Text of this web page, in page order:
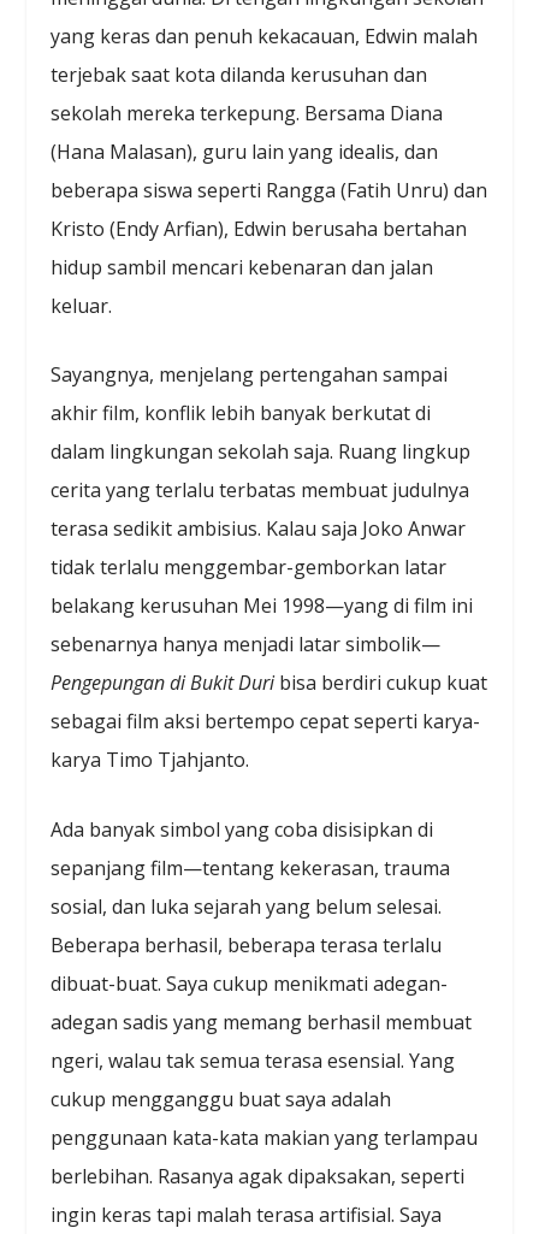
yang keras dan penuh kekacauan, Edwin malah
terjebak saat kota dilanda kerusuhan dan
sekolah mereka terkepung. Bersama Diana
(Hana Malasan), guru lain yang idealis, dan
beberapa siswa seperti Rangga (Fatih Unru) dan
Kristo (Endy Arfian), Edwin berusaha bertahan
hidup sambil mencari kebenaran dan jalan
keluar.
Sayangnya, menjelang pertengahan sampai
akhir film, konflik lebih banyak berkutat di
dalam lingkungan sekolah saja. Ruang lingkup
cerita yang terlalu terbatas membuat judulnya
terasa sedikit ambisius. Kalau saja Joko Anwar
tidak terlalu menggembar-gemborkan latar
belakang kerusuhan Mei 1998—yang di film ini
sebenarnya hanya menjadi latar simbolik—
Pengepungan di Bukit Duribisa berdiri cukup kuat
sebagai film aksi bertempo cepat seperti karya-
karya Timo Tjahjanto.
Ada banyak simbol yang coba disisipkan di
sepanjang film—tentang kekerasan, trauma
sosial, dan luka sejarah yang belum selesai.
Beberapa berhasil, beberapa terasa terlalu
dibuat-buat. Saya cukup menikmati adegan-
adegan sadis yang memang berhasil membuat
ngeri, walau tak semua terasa esensial. Yang
cukup mengganggu buat saya adalah
penggunaan kata-kata makian yang terlampau
berlebihan. Rasanya agak dipaksakan, seperti
ingin keras tapi malah terasa artifisial. Saya